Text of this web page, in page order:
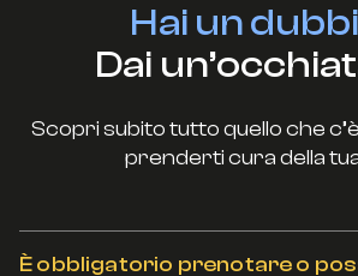
Hai un
Dai
Scopri subito tutto quello che
prenderti cura della
È obbligatorio prenotare o